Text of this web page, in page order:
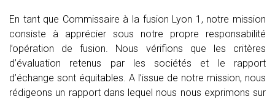
En tant que Commissaire à la fusion Lyon 1, notre mission
consiste à apprécier sous notre propre responsabilité
l’opération de fusion. Nous vérifions que les critères
d’évaluation retenus par les sociétés et le rapport
d’échange sont équitables. A l’issue de notre mission, nous
rédigeons un rapport dans lequel nous nous exprimons sur